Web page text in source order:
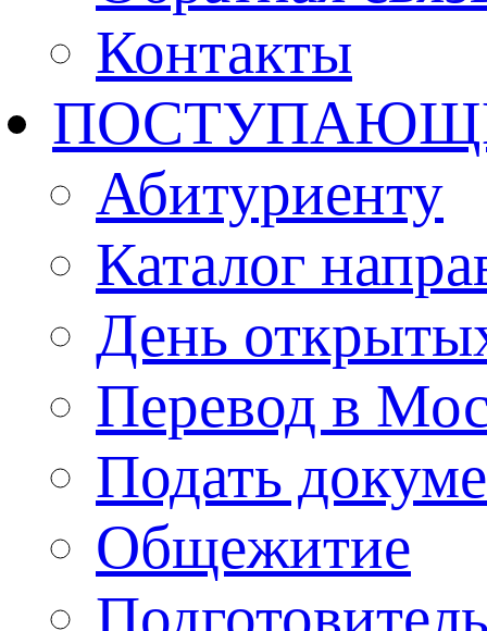
Контакты
Абитуриенту
Каталог
День
Перевод в
Подать
Общежитие